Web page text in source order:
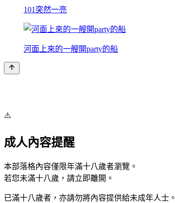
101突然一亮
河面上來的一艘開party的船
⚠️
成人內容提醒
本部落格內容僅限年滿十八歲者瀏覽。
若您未滿十八歲，請立即離開。
已滿十八歲者，亦請勿將內容提供給未成年人士。